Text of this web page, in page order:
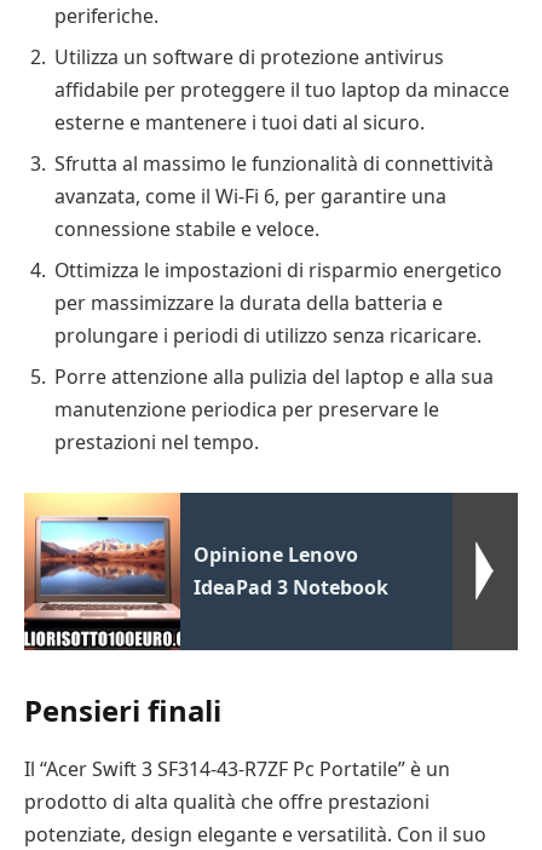
periferiche.
Utilizza un software di protezione antivirus
affidabile per proteggere il tuo laptop da minacce
esterne e mantenere i tuoi dati al sicuro.
Sfrutta al massimo le funzionalità di connettività
avanzata, come il Wi-Fi 6, per garantire una
connessione stabile e veloce.
Ottimizza le impostazioni di risparmio energetico
per massimizzare la durata della batteria e
prolungare i periodi di utilizzo senza ricaricare.
Porre attenzione alla pulizia del laptop e alla sua
manutenzione periodica per preservare le
prestazioni nel tempo.
Opinione Lenovo
IdeaPad 3 Notebook
Pensieri finali
Il “Acer Swift 3 SF314-43-R7ZF Pc Portatile” è un
prodotto di alta qualità che offre prestazioni
potenziate, design elegante e versatilità. Con il suo